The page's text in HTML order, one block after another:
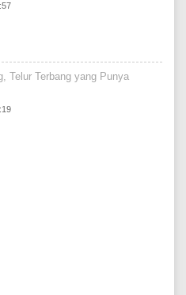
Telur Terbang yang Punya